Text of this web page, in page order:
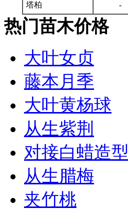
塔柏 -
热门苗木价格
大叶女贞
藤本月季
大叶黄杨球
从生紫荆
对接白蜡造型
从生腊梅
夹竹桃